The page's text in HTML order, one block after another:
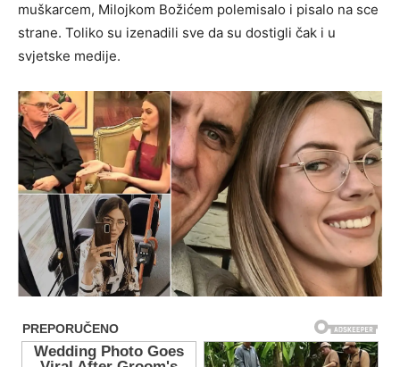
muškarcem, Milojkom Božićem polemisalo i pisalo na sce
strane. Toliko su izenadili sve da su dostigli čak i u
svjetske medije.